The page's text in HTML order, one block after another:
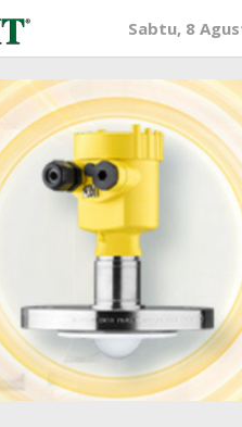
Sabtu, 8